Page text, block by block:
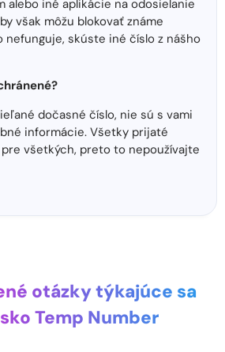
alebo iné aplikácie na odosielanie
však môžu blokovať známe
nefunguje, skúste iné číslo z nášho
dočasné číslo, nie sú s vami
informácie. Všetky prijaté
všetkých, preto to nepoužívajte
otázky týkajúce sa
Temp Number